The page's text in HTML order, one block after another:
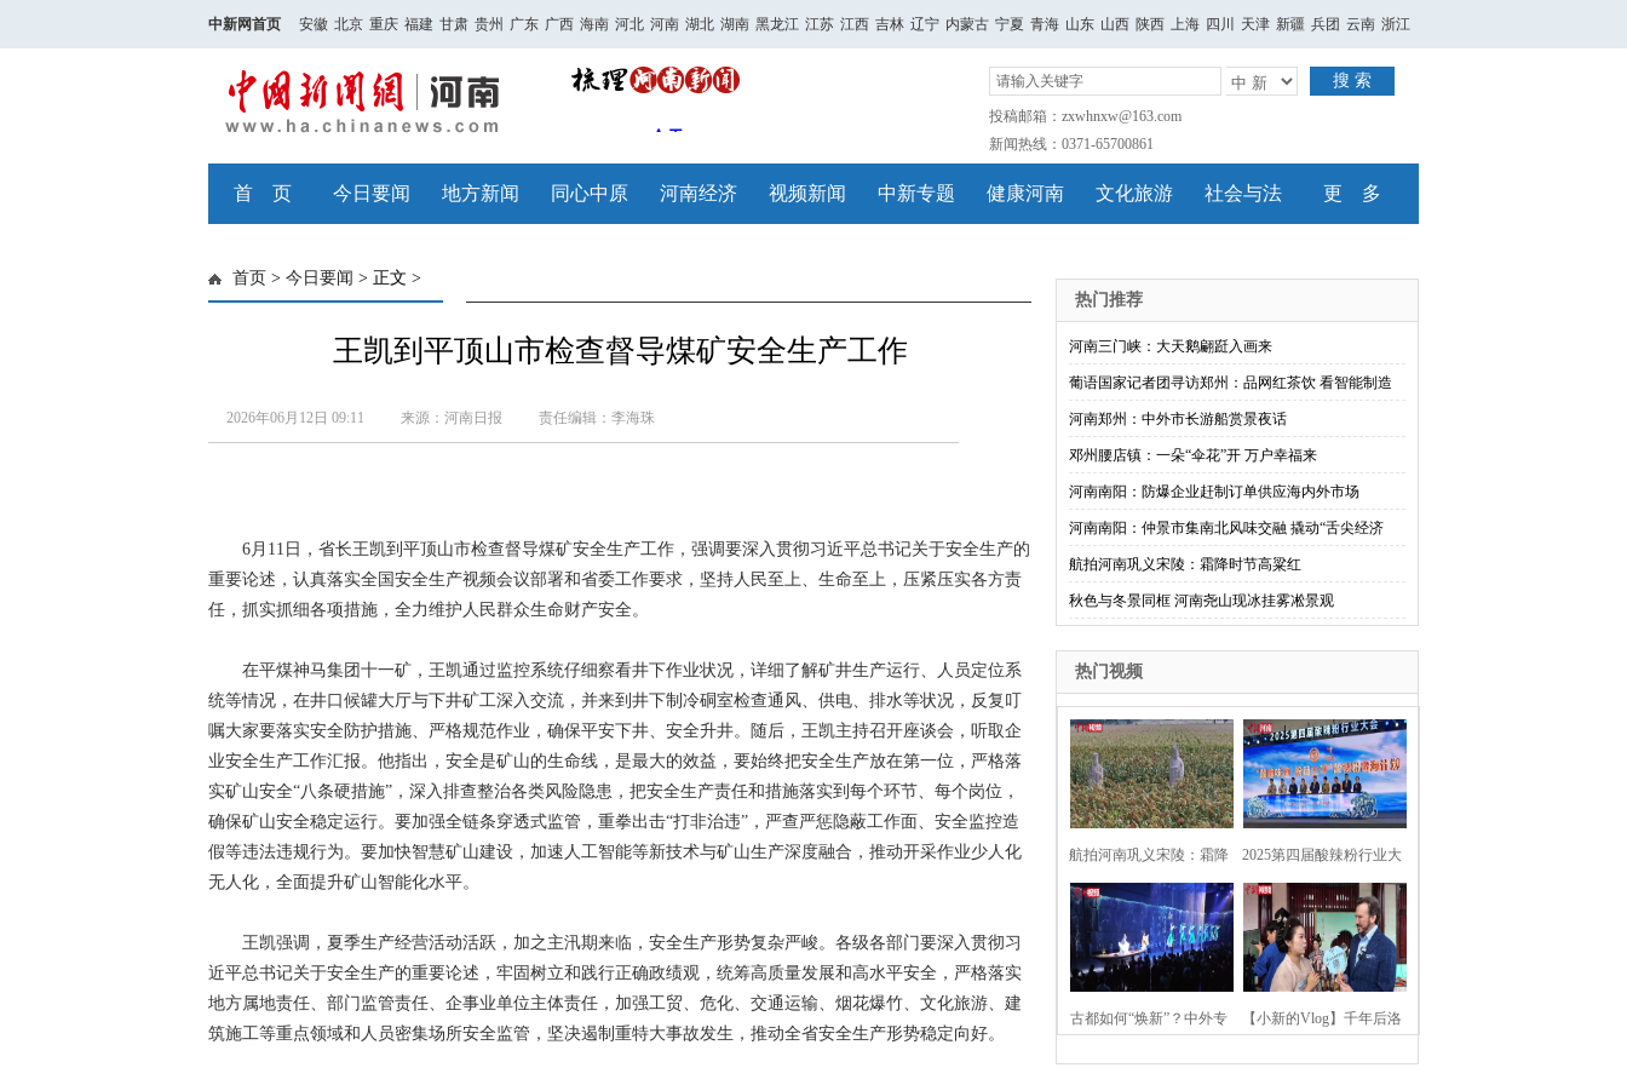
中新网首页 安徽 北京 重庆 福建 甘肃 贵州 广东 广西 海南 河北 河南 湖北 湖南 黑龙江 江苏 江西 吉林 辽宁 内蒙古 宁夏 青海 山东 山西 陕西 上海 四川 天津 新疆 兵团 云南 浙江
搜 索
投稿邮箱：zxwhnxw@163.com
新闻热线：0371-65700861
首 页 今日要闻 地方新闻 同心中原 河南经济 视频新闻 中新专题 健康河南 文化旅游 社会与法 更 多
首页 > 今日要闻 > 正文 >
王凯到平顶山市检查督导煤矿安全生产工作
2026年06月12日 09:11 来源：河南日报 责任编辑：李海珠
6月11日，省长王凯到平顶山市检查督导煤矿安全生产工作，强调要深入贯彻习近平总书记关于安全生产的
重要论述，认真落实全国安全生产视频会议部署和省委工作要求，坚持人民至上、生命至上，压紧压实各方责
任，抓实抓细各项措施，全力维护人民群众生命财产安全。
在平煤神马集团十一矿，王凯通过监控系统仔细察看井下作业状况，详细了解矿井生产运行、人员定位系
统等情况，在井口候罐大厅与下井矿工深入交流，并来到井下制冷硐室检查通风、供电、排水等状况，反复叮
嘱大家要落实安全防护措施、严格规范作业，确保平安下井、安全升井。随后，王凯主持召开座谈会，听取企
业安全生产工作汇报。他指出，安全是矿山的生命线，是最大的效益，要始终把安全生产放在第一位，严格落
实矿山安全“八条硬措施”，深入排查整治各类风险隐患，把安全生产责任和措施落实到每个环节、每个岗位，
确保矿山安全稳定运行。要加强全链条穿透式监管，重拳出击“打非治违”，严查严惩隐蔽工作面、安全监控造
假等违法违规行为。要加快智慧矿山建设，加速人工智能等新技术与矿山生产深度融合，推动开采作业少人化
无人化，全面提升矿山智能化水平。
王凯强调，夏季生产经营活动活跃，加之主汛期来临，安全生产形势复杂严峻。各级各部门要深入贯彻习
近平总书记关于安全生产的重要论述，牢固树立和践行正确政绩观，统筹高质量发展和高水平安全，严格落实
地方属地责任、部门监管责任、企事业单位主体责任，加强工贸、危化、交通运输、烟花爆竹、文化旅游、建
筑施工等重点领域和人员密集场所安全监管，坚决遏制重特大事故发生，推动全省安全生产形势稳定向好。
热门推荐
河南三门峡：大天鹅翩跹入画来
葡语国家记者团寻访郑州：品网红茶饮 看智能制造
河南郑州：中外市长游船赏景夜话
邓州腰店镇：一朵“伞花”开 万户幸福来
河南南阳：防爆企业赶制订单供应海内外市场
河南南阳：仲景市集南北风味交融 撬动“舌尖经济
航拍河南巩义宋陵：霜降时节高粱红
秋色与冬景同框 河南尧山现冰挂雾凇景观
热门视频
航拍河南巩义宋陵：霜降
时节高粱红
2025第四届酸辣粉行业大
会在河南开封举行
古都如何“焕新”？中外专 【小新的Vlog】千年后洛